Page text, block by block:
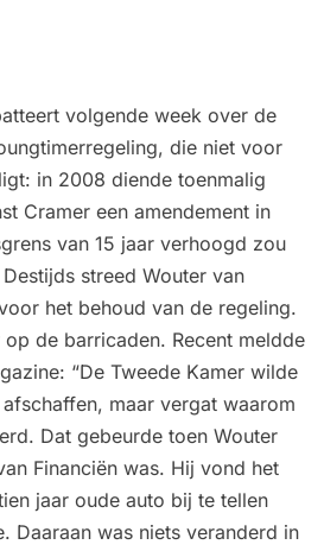
volgende week over de
die niet voor
in 2008 diende toenmalig
Cramer een amendement in
van 15 jaar verhoogd zou
streed Wouter van
het behoud van de regeling.
de barricaden. Recent meldde
“De Tweede Kamer wilde
maar vergat waarom
Dat gebeurde toen Wouter
Financiën was. Hij vond het
jaar oude auto bij te tellen
Daaraan was niets veranderd in